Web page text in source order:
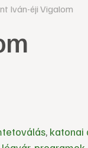
Iván-éji Vigalom
, katonai